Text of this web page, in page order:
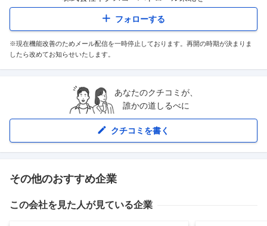
フォローする
※現在機能改善のためメール配信を一時停止しております。再開の時期が決まりま
したら改めてお知らせいたします。
あなたのクチコミが、
誰かの道しるべに
クチコミを書く
その他のおすすめ企業
この会社を見た人が見ている企業